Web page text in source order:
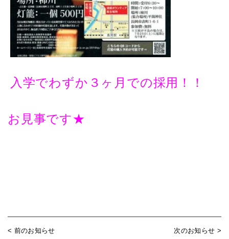
入学でわずか３ヶ月での採用！！
お見事です★
< 前のお知らせ 次のお知らせ >